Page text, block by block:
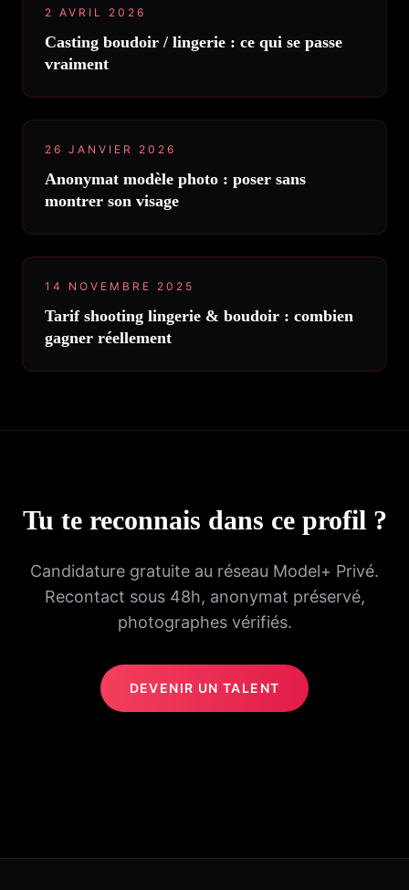
2 AVRIL 2026
Casting boudoir / lingerie : ce qui se passe
vraiment
26 JANVIER 2026
Anonymat modèle photo : poser sans
montrer son visage
14 NOVEMBRE 2025
Tarif shooting lingerie & boudoir : combien
gagner réellement
Tu te reconnais dans ce profil ?
Candidature gratuite au réseau Model+ Privé.
Recontact sous 48h, anonymat préservé,
photographes vérifiés.
DEVENIR UN TALENT